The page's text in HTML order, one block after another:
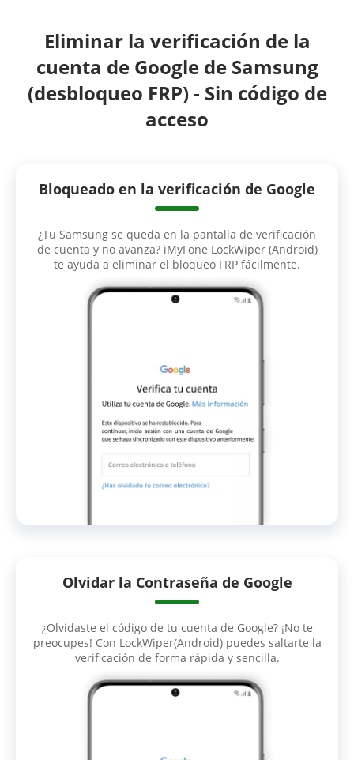
Eliminar la verificación de la
cuenta de Google de Samsung
(desbloqueo FRP) - Sin código de
acceso
Bloqueado en la verificación de Google
¿Tu Samsung se queda en la pantalla de verificación
de cuenta y no avanza? iMyFone LockWiper (Android)
te ayuda a eliminar el bloqueo FRP fácilmente.
Olvidar la Contraseña de Google
¿Olvidaste el código de tu cuenta de Google? ¡No te
preocupes! Con LockWiper(Android) puedes saltarte la
verificación de forma rápida y sencilla.